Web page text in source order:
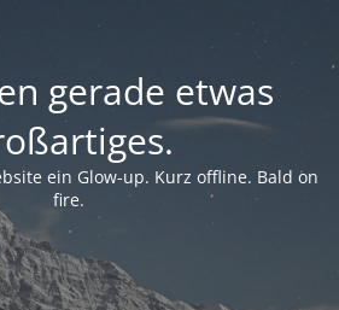
gerade etwas
ein Glow-up. Kurz offline. Bald on
fire.